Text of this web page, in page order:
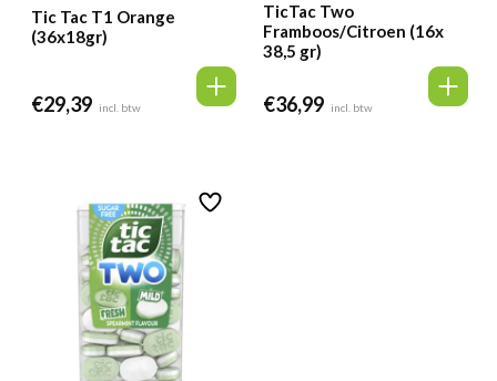
Tic Tac T1 Orange
(36x18gr)
€29,39 incl. btw
TicTac Two
Framboos/Citroen (16x
38,5 gr)
€36,99 incl. btw